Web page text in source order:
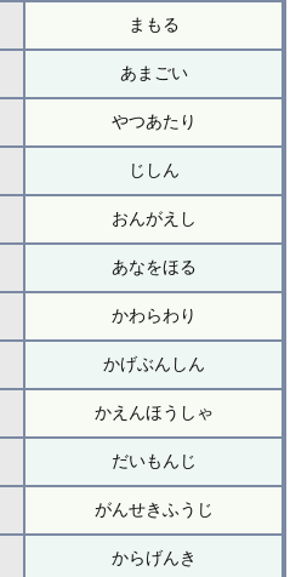
まもる
あまごい
やつあたり
じしん
おんがえし
あなをほる
かわらわり
かげぶんしん
かえんほうしゃ
だいもんじ
がんせきふうじ
からげんき